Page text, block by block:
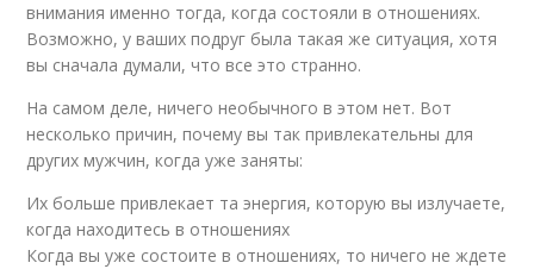
внимания именно тогда, когда состояли в отношениях.
Возможно, у ваших подруг была такая же ситуация, хотя
вы сначала думали, что все это странно.
На самом деле, ничего необычного в этом нет. Вот
несколько причин, почему вы так привлекательны для
других мужчин, когда уже заняты:
Их больше привлекает та энергия, которую вы излучаете,
когда находитесь в отношениях
Когда вы уже состоите в отношениях, то ничего не ждете